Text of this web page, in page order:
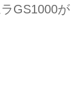
GS1000が